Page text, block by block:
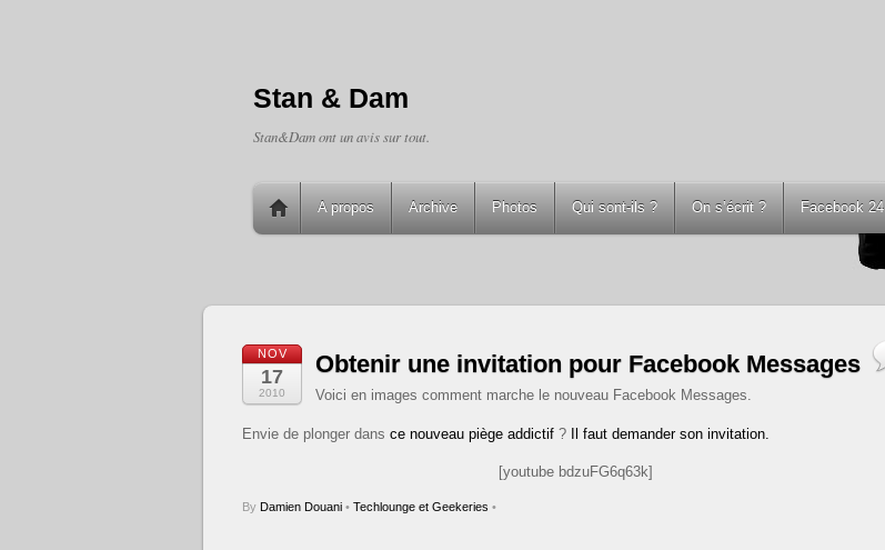
Stan & Dam
Stan&Dam ont un avis sur tout.
A propos Archive Photos Qui sont-ils ? On s’écrit ? Facebook 24
NOV
17
2010
Obtenir une invitation pour Facebook Messages
Voici en images comment marche le nouveau Facebook Messages.
Envie de plonger dans ce nouveau piège addictif ? Il faut demander son invitation.
[youtube bdzuFG6q63k]
By Damien Douani • Techlounge et Geekeries •